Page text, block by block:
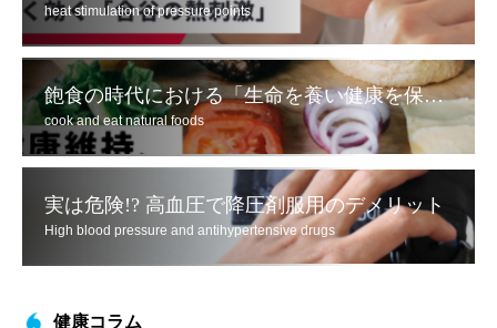
heat stimulation of pressure points
飽食の時代における「生命を養い健康を保つため」の食べ方とは
cook and eat natural foods
実は危険!? 高血圧で降圧剤服用のデメリット
High blood pressure and antihypertensive drugs
健康コラム